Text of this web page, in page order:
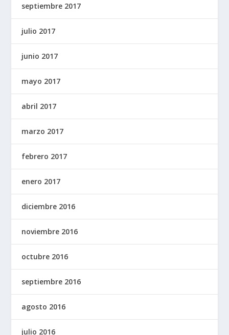
septiembre 2017
julio 2017
junio 2017
mayo 2017
abril 2017
marzo 2017
febrero 2017
enero 2017
diciembre 2016
noviembre 2016
octubre 2016
septiembre 2016
agosto 2016
julio 2016